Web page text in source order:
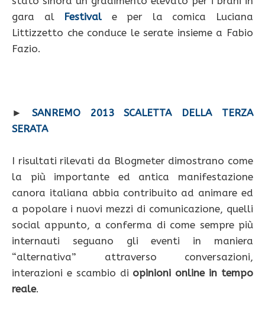
gara al Festivale per la comica Luciana
Littizzetto che conduce le serate insieme a Fabio
Fazio.
► SANREMO 2013 SCALETTA DELLA TERZA
SERATA
I risultati rilevati da Blogmeter dimostrano come
la più importante ed antica manifestazione
canora italiana abbia contribuito ad animare ed
a popolare i nuovi mezzi di comunicazione, quelli
social appunto, a conferma di come sempre più
internauti seguano gli eventi in maniera
“alternativa” attraverso conversazioni,
interazioni e scambio di opinioni online in tempo
reale.